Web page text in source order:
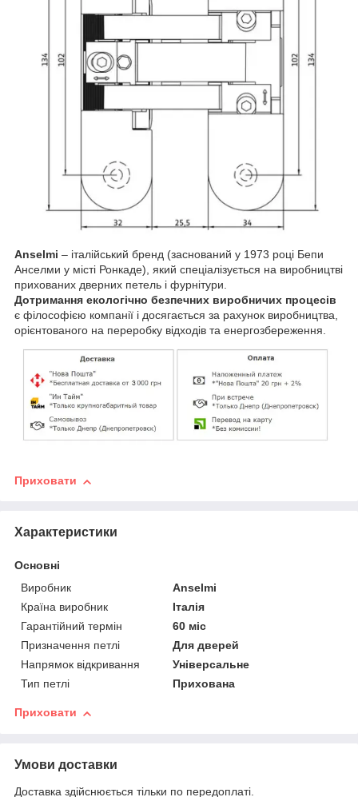
Anselmi – італійський бренд (заснований у 1973 році Бепи
Анселми у місті Ронкаде), який спеціалізується на виробництві
прихованих дверних петель і фурнітури.
Дотримання екологічно безпечних виробничих процесів
є філософією компанії і досягається за рахунок виробництва,
орієнтованого на переробку відходів та енергозбереження.
Приховати
Характеристики
Основні
Виробник
Anselmi
Країна виробник
Італія
Гарантійний термін
60 міс
Призначення петлі
Для дверей
Напрямок відкривання
Універсальне
Тип петлі
Прихована
Приховати
Умови доставки
Доставка здійснюється тільки по передоплаті.